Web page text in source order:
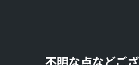
不明な点などご